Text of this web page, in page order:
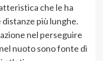
che le ha
più lunghe.
nel perseguire
nuoto sono fonte di